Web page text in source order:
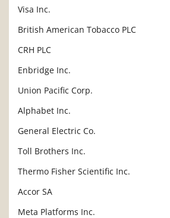
Visa Inc.
British American Tobacco PLC
CRH PLC
Enbridge Inc.
Union Pacific Corp.
Alphabet Inc.
General Electric Co.
Toll Brothers Inc.
Thermo Fisher Scientific Inc.
Accor SA
Meta Platforms Inc.